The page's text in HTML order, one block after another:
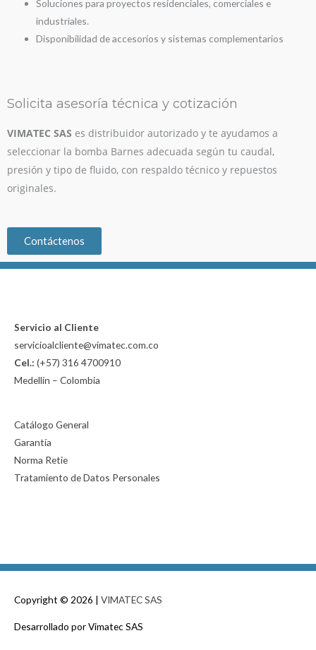
Soluciones para proyectos residenciales, comerciales e
industriales.
Disponibilidad de accesorios y sistemas complementarios
Solicita asesoría técnica y cotización
VIMATEC SAS es distribuidor autorizado y te ayudamos a
seleccionar la bomba Barnes adecuada según tu caudal,
presión y tipo de fluido, con respaldo técnico y repuestos
originales.
Contáctenos
Servicio al Cliente
servicioalcliente@vimatec.com.co
Cel.: (+57) 316 4700910
Medellín – Colombia
Catálogo General
Garantía
Norma Retie
Tratamiento de Datos Personales
Copyright © 2026 | VIMATEC SAS
Desarrollado porVimatec SAS